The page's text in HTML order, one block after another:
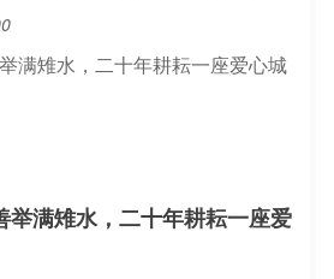
举满雉水，二十年耕耘一座爱